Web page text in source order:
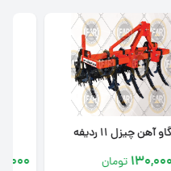
چیزل 9 ردیفه
110,000,000تومان